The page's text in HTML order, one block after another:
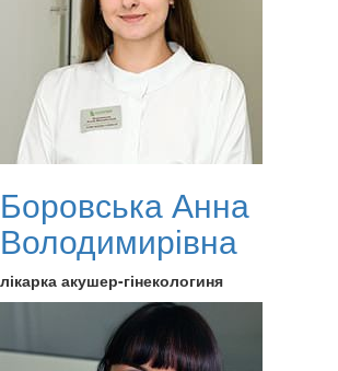
Боровська Анна
Володимирівна
лікарка акушер-гінекологиня